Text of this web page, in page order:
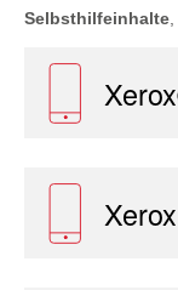
Selbsthilfeinhalte